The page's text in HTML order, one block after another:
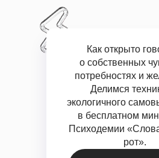
Как открыто
о собственных
потребностях и
Делимся
экологичного
в бесплатном
Психодемии
рот».
Успейте зафиксировать скидку